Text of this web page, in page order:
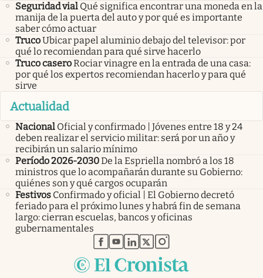
Seguridad vial Qué significa encontrar una moneda en la
manija de la puerta del auto y por qué es importante
saber cómo actuar
TrucoUbicar papel aluminio debajo del televisor: por
qué lo recomiendan para qué sirve hacerlo
Truco caseroRociar vinagre en la entrada de una casa:
por qué los expertos recomiendan hacerlo y para qué
sirve
Actualidad
Nacional Oficial y confirmado | Jóvenes entre 18 y 24
deben realizar el servicio militar: será por un año y
recibirán un salario mínimo
Período 2026-2030De la Espriella nombró a los 18
ministros que lo acompañarán durante su Gobierno:
quiénes son y qué cargos ocuparán
Festivos Confirmado y oficial | El Gobierno decretó
feriado para el próximo lunes y habrá fin de semana
largo: cierran escuelas, bancos y oficinas
gubernamentales
abre en nueva pestaña
abre en nueva pestaña
abre en nueva pestaña
abre en nueva pestaña
abre en nueva pestaña